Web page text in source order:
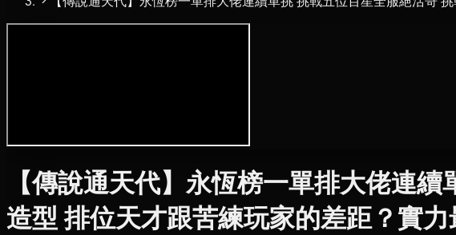
【傳說通天代】永恆榜一單排大佬連
造型 排位天才跟苦練玩家的差距？實